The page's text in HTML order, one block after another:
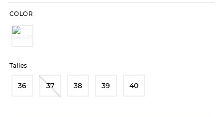
COLOR
Talles
36 37 38 39 40